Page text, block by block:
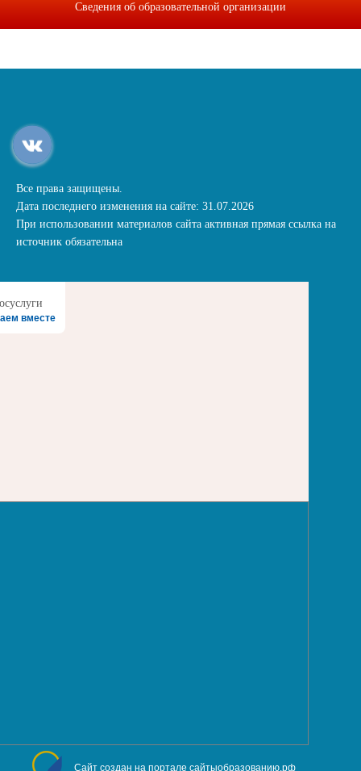
Сведения об образовательной организации
Все права защищены.
Дата последнего изменения на сайте: 31.07.2026
При использовании материалов сайта активная прямая ссылка на
источник обязательна
вместе
Сайт создан на портале сайтыобразованию.рф